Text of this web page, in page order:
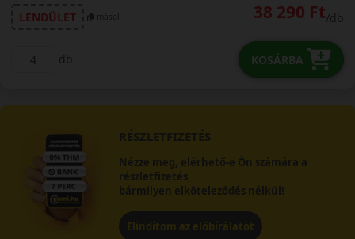
LENDÜLET
másol 38 290 Ft/db
db KOSÁRBA
RÉSZLETFIZETÉS
Nézze meg, elérhető-e Ön számára a
részletfizetés
bármilyen elköteleződés nélkül!
Elindítom az előbírálatot